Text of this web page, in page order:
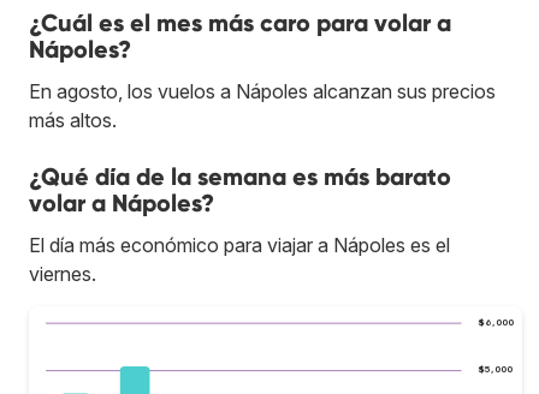
¿Cuál es el mes más caro para volar a
Nápoles?
En agosto, los vuelos a Nápoles alcanzan sus precios
más altos.
¿Qué día de la semana es más barato
volar a Nápoles?
El día más económico para viajar a Nápoles es el
viernes.
$5,000
$6,000